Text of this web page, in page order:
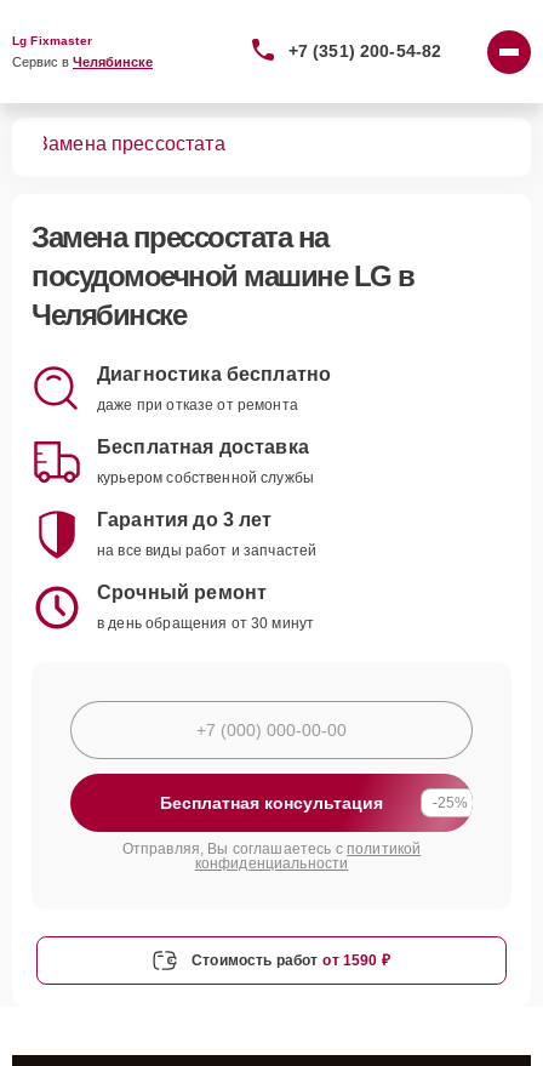
Lg Fixmaster
Сервис в Челябинске
+7 (351) 200-54-82
Замена прессостата
Замена прессостатана
посудомоечной машине LG в
Челябинске
Диагностика бесплатно
даже при отказе от ремонта
Бесплатная доставка
курьером собственной службы
Гарантия до 3 лет
на все виды работ и запчастей
Срочный ремонт
в день обращения от 30 минут
Бесплатная консультация -25%
Отправляя, Вы соглашаетесь с политикой
конфиденциальности
Стоимость работ от 1590 ₽